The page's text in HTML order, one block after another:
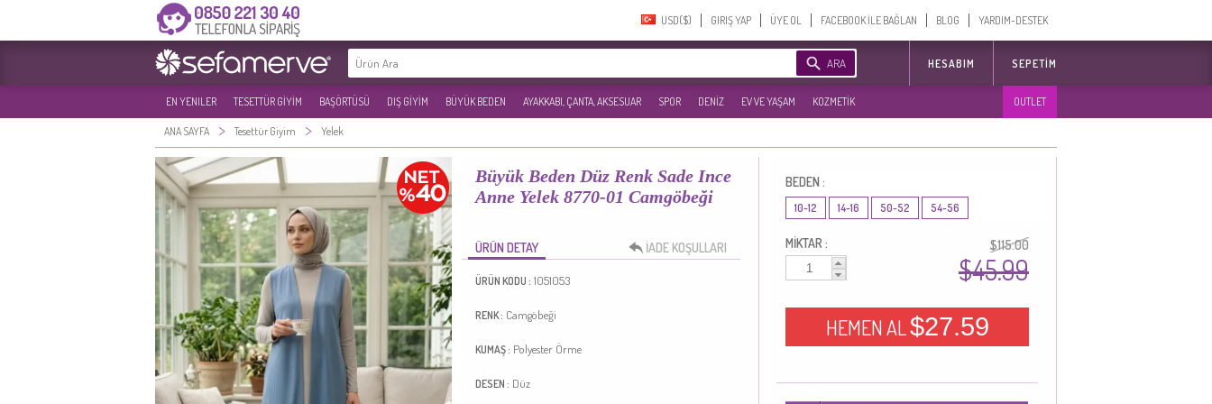
USD($)‎ GIRIŞ YAP ÜYE OL FACEBOOK İLE BAĞLAN BLOG YARDIM-DESTEK
ARA HESABIM SEPETIM
EN YENILER TESETTÜR GİYİM BAŞÖRTÜSÜ DIŞ GİYİM BÜYÜK BEDEN AYAKKABI, ÇANTA, AKSESUAR SPOR DENİZ EV VE YAŞAM KOZMETİK OUTLET
ANA SAYFA > Tesettür Giyim > Yelek
Büyük Beden Düz Renk Sade Ince
Anne Yelek 8770-01 Camgöbeği
ÜRÜN DETAY İADE KOŞULLARI
ÜRÜN KODU : 1051053
RENK : Camgöbeği
KUMAŞ : Polyester Örme
DESEN : Düz
BEDEN :
10-12 14-16 50-52 54-56
MİKTAR : $115.00
$45.99
HEMEN AL$27.59